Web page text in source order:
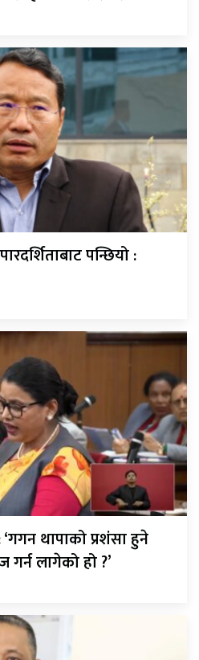
पन्छियो :
थापाको प्रशंसा हुने
गर्न लागेको हो ?’